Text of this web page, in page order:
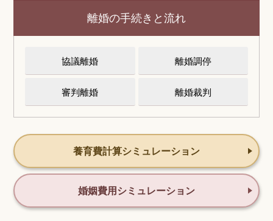
離婚の手続きと流れ
協議離婚 離婚調停
審判離婚 離婚裁判
養育費計算シミュレーション
婚姻費用シミュレーション